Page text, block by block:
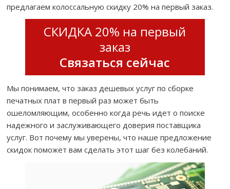
предлагаем колоссальную скидку 20% на первый заказ.
СКИДКА 20% на первый
заказ
Связаться сейчас
Мы понимаем, что заказ дешевых услуг по сборке
печатных плат в первый раз может быть
ошеломляющим, особенно когда речь идет о поиске
надежного и заслуживающего доверия поставщика
услуг. Вот почему мы уверены, что наше предложение
скидок поможет вам сделать этот шаг без колебаний.